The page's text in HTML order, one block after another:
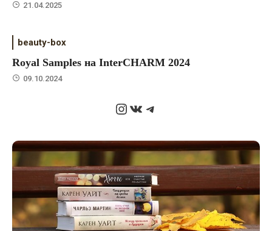
21.04.2025
beauty-box
Royal Samples на InterCHARM 2024
09.10.2024
Instagram
ВКонтакте
Telegram